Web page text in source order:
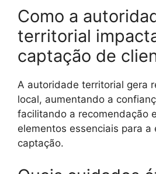
Como a
territorial
captação de
A autoridade territorial gera
local, aumentando a
facilitando a recomendação
elementos essenciais para
captação.